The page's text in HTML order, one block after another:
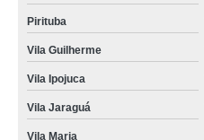
Pirituba
Vila Guilherme
Vila Ipojuca
Vila Jaraguá
Vila Maria